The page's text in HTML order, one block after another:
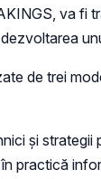
va fi
de trei
și
practică